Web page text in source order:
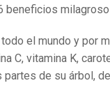
beneficios
el mundo y por
C, vitamina K,
partes de su árbol,